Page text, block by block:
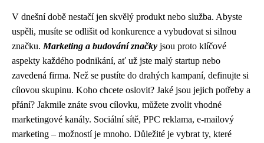
V dnešní době nestačí jen skvělý produkt nebo služba. Abyste
uspěli, musíte se odlišit od konkurence a vybudovat si silnou
značku.Marketing a budování značky jsou proto klíčové
aspekty každého podnikání, ať už jste malý startup nebo
zavedená firma. Než se pustíte do drahých kampaní, definujte si
cílovou skupinu. Koho chcete oslovit? Jaké jsou jejich potřeby a
přání? Jakmile znáte svou cílovku, můžete zvolit vhodné
marketingové kanály. Sociální sítě, PPC reklama, e-mailový
marketing – možností je mnoho. Důležité je vybrat ty, které